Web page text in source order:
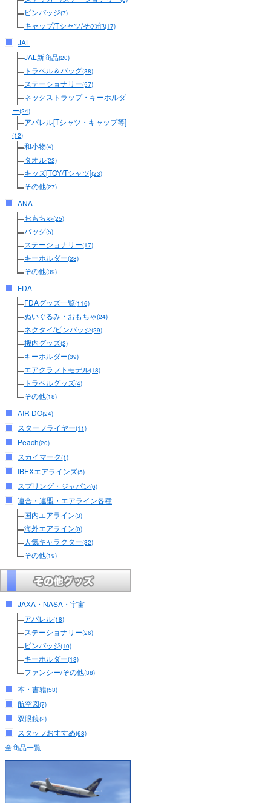
ピンバッジ(7)
キャップ/Tシャツ/その他(17)
JAL
JAL新商品(20)
トラベル＆バッグ(38)
ステーショナリー(57)
ネックストラップ・キーホルダ
ー(24)
アパレル[Tシャツ・キャップ等]
(12)
和小物(4)
タオル(22)
キッズ[TOY/Tシャツ](23)
その他(27)
ANA
おもちゃ(25)
バッグ(5)
ステーショナリー(17)
キーホルダー(28)
その他(39)
FDA
FDAグッズ一覧(116)
ぬいぐるみ・おもちゃ(24)
ネクタイ/ピンバッジ(29)
機内グッズ(2)
キーホルダー(39)
エアクラフトモデル(18)
トラベルグッズ(4)
その他(18)
AIR DO(24)
スターフライヤー(11)
Peach(20)
スカイマーク(1)
IBEXエアラインズ(5)
スプリング・ジャパン(6)
連合・連盟・エアライン各種
国内エアライン(3)
海外エアライン(0)
人気キャラクター(32)
その他(19)
JAXA・NASA・宇宙
アパレル(18)
ステーショナリー(26)
ピンバッジ(10)
キーホルダー(13)
ファンシー/その他(38)
本・書籍(53)
航空図(7)
双眼鏡(2)
スタッフおすすめ(68)
全商品一覧